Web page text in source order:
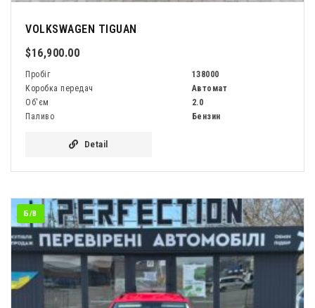
VOLKSWAGEN TIGUAN
$16,900.00
Пробіг
138000
Коробка передач
Автомат
Об'єм
2.0
Паливо
Бензин
Detail
Б/В